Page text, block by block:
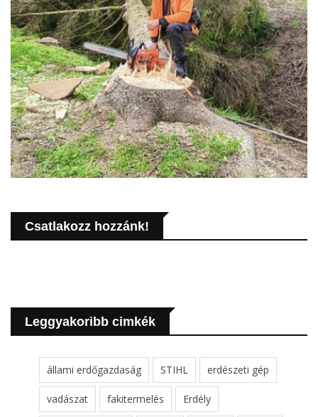
Csatlakozz hozzánk!
Leggyakoribb cimkék
állami erdőgazdaság STIHL erdészeti gép
vadászat fakitermelés Erdély